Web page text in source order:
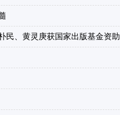
民、黄灵庚获国家出版基金资助